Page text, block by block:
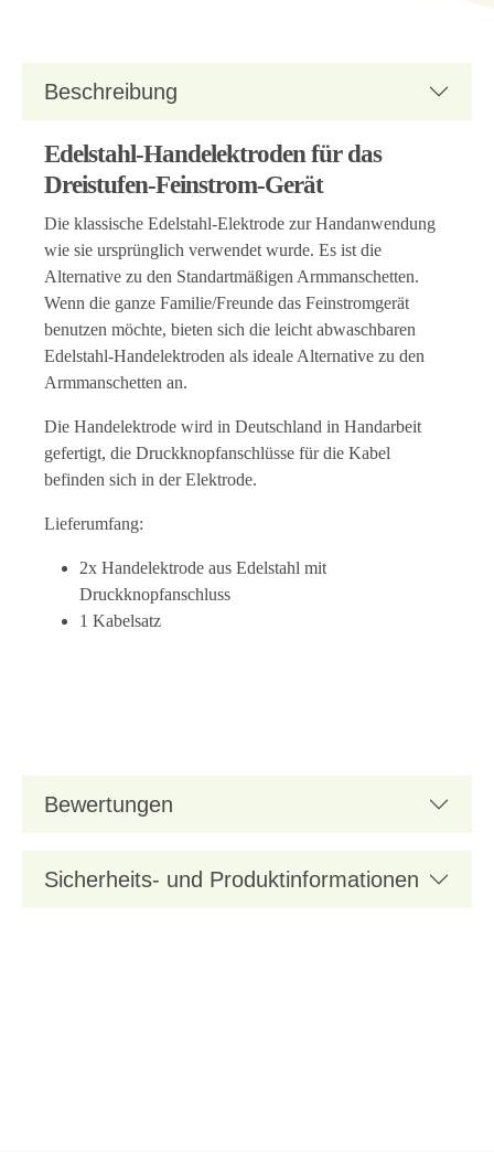
Beschreibung
Edelstahl-Handelektroden für das
Dreistufen-Feinstrom-Gerät
Die klassische Edelstahl-Elektrode zur Handanwendung
wie sie ursprünglich verwendet wurde. Es ist die
Alternative zu den Standartmäßigen Armmanschetten.
Wenn die ganze Familie/Freunde das Feinstromgerät
benutzen möchte, bieten sich die leicht abwaschbaren
Edelstahl-Handelektroden als ideale Alternative zu den
Armmanschetten an.
Die Handelektrode wird in Deutschland in Handarbeit
gefertigt, die Druckknopfanschlüsse für die Kabel
befinden sich in der Elektrode.
Lieferumfang:
2x Handelektrode aus Edelstahl mit
Druckknopfanschluss
1 Kabelsatz
Bewertungen
Sicherheits- und Produktinformationen